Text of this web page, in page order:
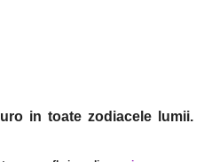
in toate zodiacele lumii.